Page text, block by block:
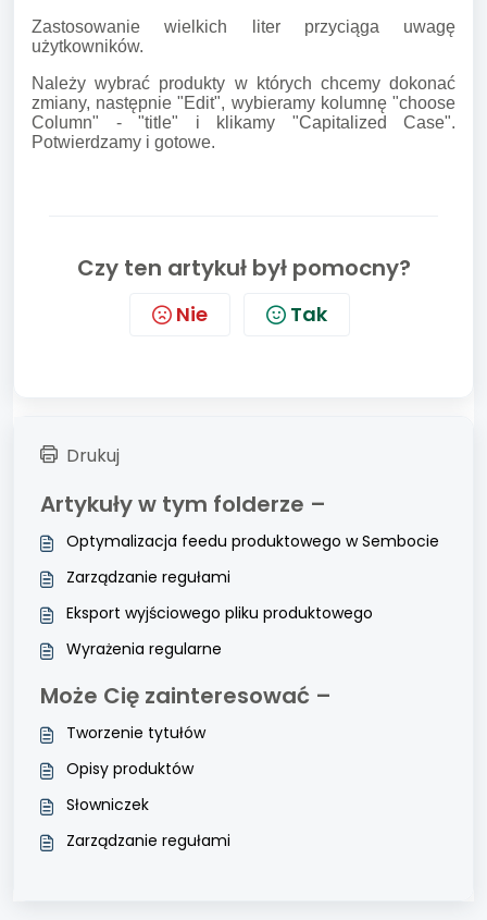
Zastosowanie wielkich liter przyciąga uwagę
użytkowników.
Należy wybrać produkty w których chcemy dokonać
zmiany, następnie "Edit", wybieramy kolumnę "choose
Column" - "title" i klikamy "Capitalized Case".
Potwierdzamy i gotowe.
Czy ten artykuł był pomocny?
Nie Tak
Drukuj
Artykuły w tym folderze –
Optymalizacja feedu produktowego w Sembocie
Zarządzanie regułami
Eksport wyjściowego pliku produktowego
Wyrażenia regularne
Może Cię zainteresować –
Tworzenie tytułów
Opisy produktów
Słowniczek
Zarządzanie regułami